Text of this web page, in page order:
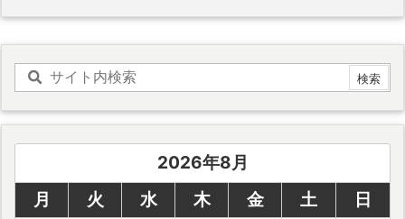
2026年8月
月
火 水 木 金 土
日